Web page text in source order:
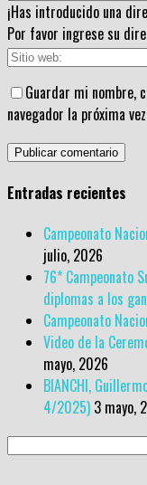
¡Has introducido una
Por favor ingrese su
Guardar mi nombre,
navegador la próxima
Entradas recientes
Campeonato
julio, 2026
76* Campeonato
diplomas a los
Campeonato
Video de la
mayo, 2026
BIANCHI,
4/2025) 3 mayo,